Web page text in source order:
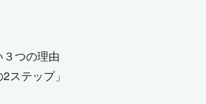
３つの理由
ステップ」